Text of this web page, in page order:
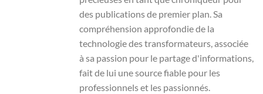
des publications de premier plan. Sa
compréhension approfondie de la
technologie des transformateurs, associée
à sa passion pour le partage d'informations,
fait de lui une source fiable pour les
professionnels et les passionnés.